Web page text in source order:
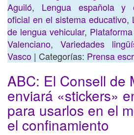
Aguiló, Lengua española y
oficial en el sistema educativo,
de lengua vehicular,
Valenciano, Variedades
Vasco | Categorías: Prensa
ABC: El Consell de
enviará «stickers»
para usarlos en el
el confinamiento